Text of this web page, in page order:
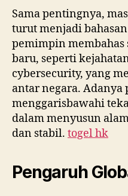
Sama pentingnya,
turut menjadi
pemimpin membahas
baru, seperti
cybersecurity, yang
antar negara. Adanya
menggarisbawahi
dalam menyusun
dan stabil. togel hk
Pengaruh